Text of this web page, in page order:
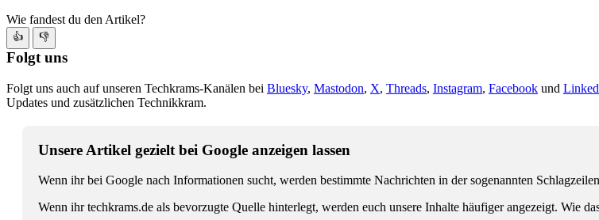
Wie fandest du den Artikel?
👍 👎
Folgt uns
Folgt uns auch auf unseren Techkrams-Kanälen bei Bluesky, Mastodon, X, Threads, Instagram, Facebook und
Updates und zusätzlichen Technikkram.
Unsere Artikel gezielt bei Google anzeigen lassen
Wenn ihr bei Google nach Informationen sucht, werden bestimmte Nachrichten in der sogenannten
Wenn ihr techkrams.de als bevorzugte Quelle hinterlegt, werden euch unsere Inhalte häufiger angezeigt. Wie